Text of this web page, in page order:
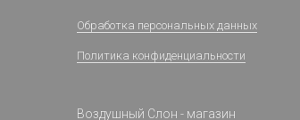
Обработка персональных данных
Политика конфиденциальности
Воздушный Слон - магазин